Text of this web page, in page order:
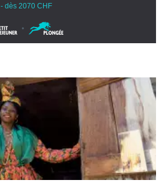
dès 2070 CHF